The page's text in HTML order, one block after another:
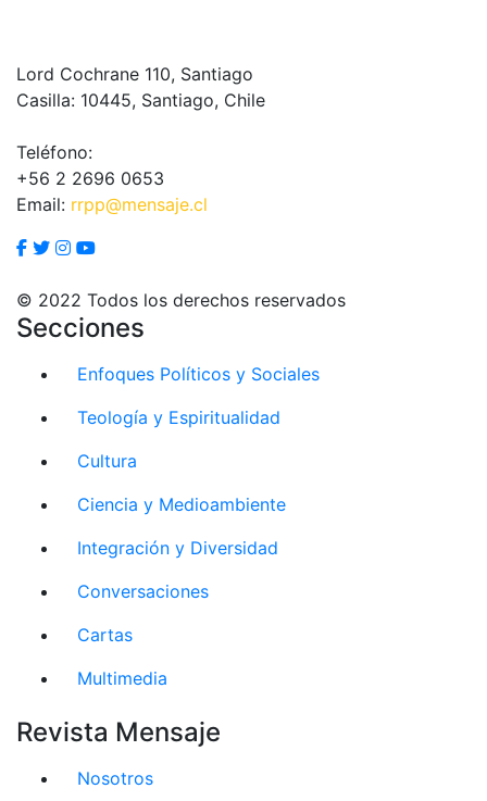
Lord Cochrane 110, Santiago
Casilla: 10445, Santiago, Chile
Teléfono:
+56 2 2696 0653
Email: rrpp@mensaje.cl
© 2022 Todos los derechos reservados
Secciones
Enfoques Políticos y Sociales
Teología y Espiritualidad
Cultura
Ciencia y Medioambiente
Integración y Diversidad
Conversaciones
Cartas
Multimedia
Revista Mensaje
Nosotros